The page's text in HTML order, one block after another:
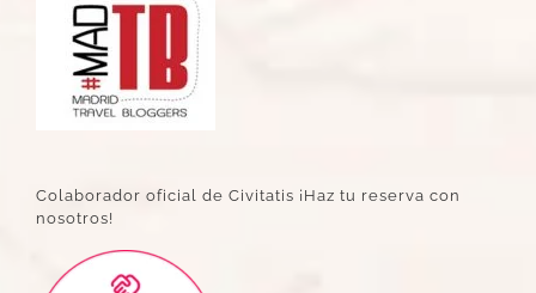
Colaborador oficial de Civitatis ¡Haz tu reserva con
nosotros!